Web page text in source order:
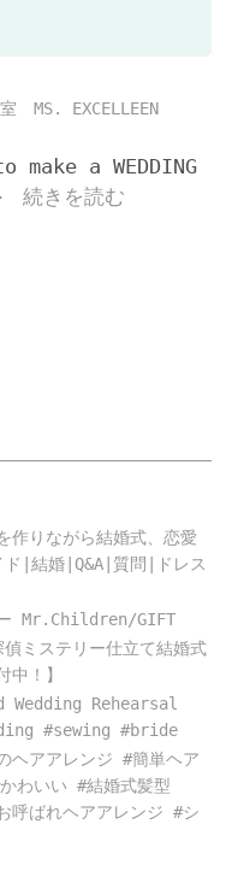
MS. EXCELLEEN
make a WEDDING
続きを読む
作りながら結婚式、恋愛
ド|結婚|Q&A|質問|ドレス
ー Mr.Children/GIFT
偵ミステリー仕立て結婚式
中！】
Rehearsal
#sewing #bride
ヘアアレンジ #簡単ヘア
わいい #結婚式髪型
ばれヘアアレンジ #シ